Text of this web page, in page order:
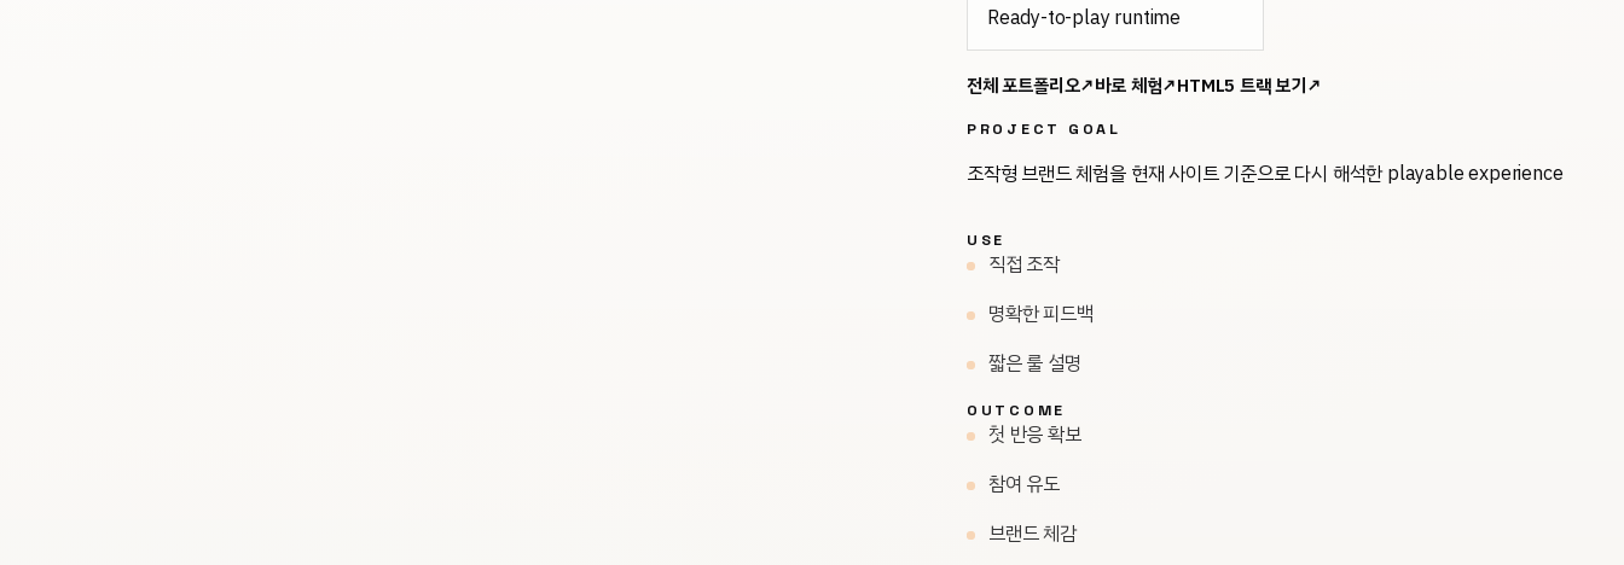
Ready-to-play runtime
전체 포트폴리오↗바로 체험↗HTML5 트랙 보기↗
PROJECT GOAL
조작형 브랜드 체험을 현재 사이트 기준으로 다시 해석한 playable experience
USE
직접 조작
명확한 피드백
짧은 룰 설명
OUTCOME
첫 반응 확보
참여 유도
브랜드 체감